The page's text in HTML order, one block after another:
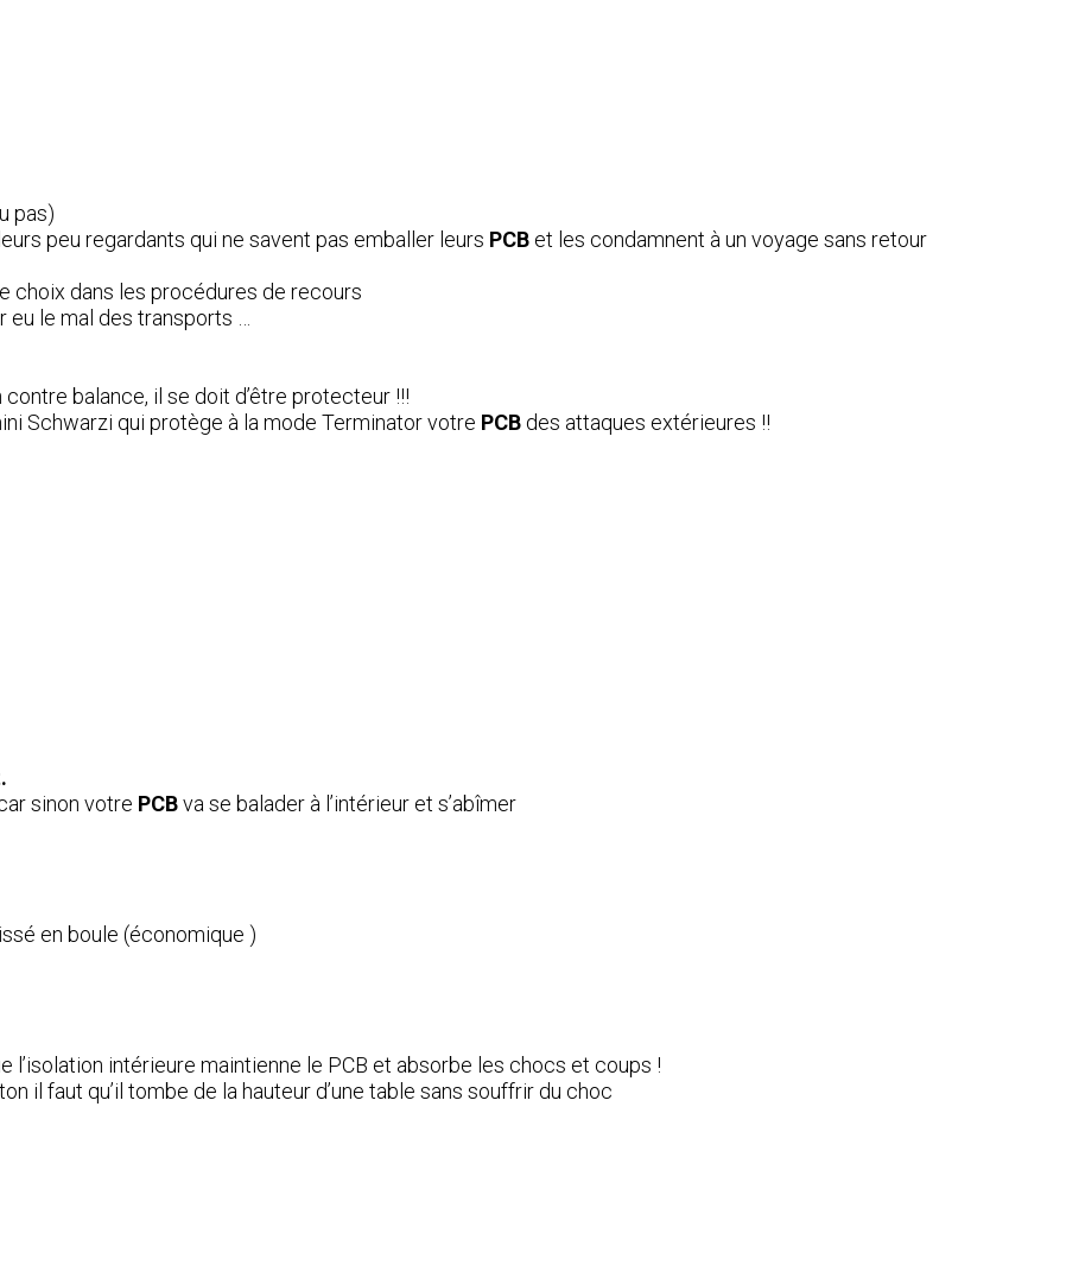
pas)
peu regardants qui ne savent pas emballer leurs PCB et les condamnent à un voyage sans retour
choix dans les procédures de recours
eu le mal des transports …
contre balance, il se doit d’être protecteur !!!
Schwarzi qui protège à la mode Terminator votre PCB des attaques extérieures !!
sinon votre PCBva se balader à l’intérieur et s’abîmer
en boule (économique )
l’isolation intérieure maintienne le PCB et absorbe les chocs et coups !
il faut qu’il tombe de la hauteur d’une table sans souffrir du choc